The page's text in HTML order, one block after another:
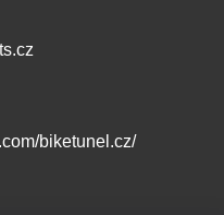
biketunel.cz/